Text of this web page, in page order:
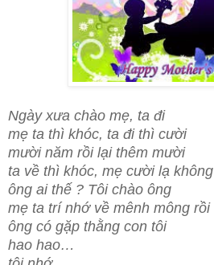
Ngày xưa chào mẹ, ta đi
mẹ ta thì khóc, ta đi thì cười
mười năm rồi lại thêm mười
ta về thì khóc, mẹ cười lạ không
ông ai thế ? Tôi chào ông
mẹ ta trí nhớ về mênh mông rồi
ông có gặp thằng con tôi
hao hao…